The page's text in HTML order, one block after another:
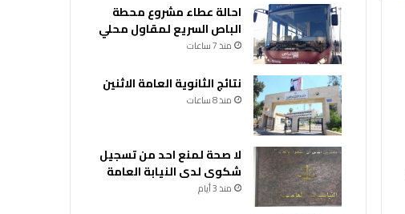
احالة عطاء مشروع محطة
الباص السريع لمقاول محلي
منذ 7 ساعات
نتائج الثانوية العامة الاثنين
منذ 8 ساعات
لا صحة لمنع احد من تسجيل
شكوى لدى النيابة العامة
منذ 3 أيام